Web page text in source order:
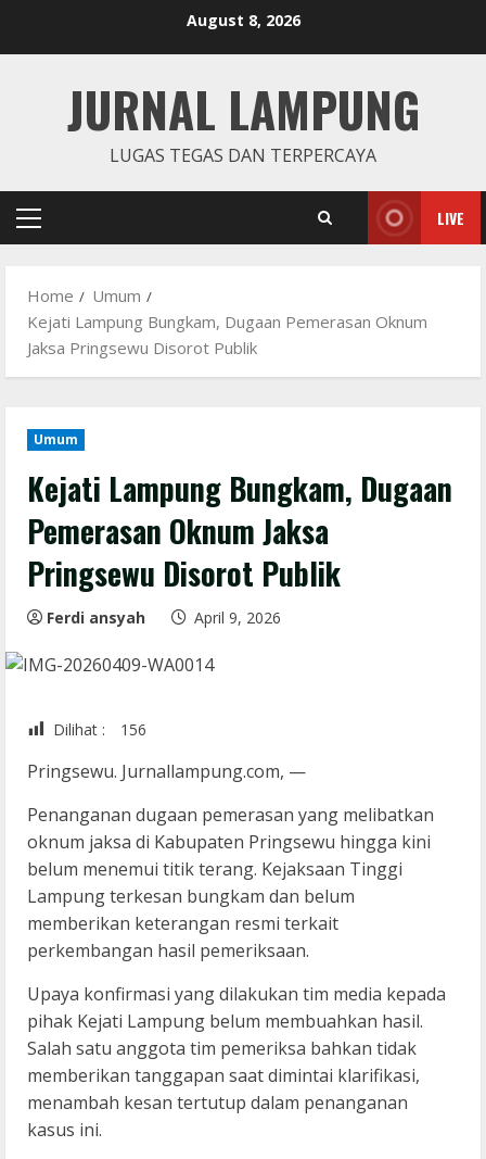
August 8, 2026
JURNAL LAMPUNG
LUGAS TEGAS DAN TERPERCAYA
Primary
LIVE
Home
Umum
Kejati Lampung Bungkam, Dugaan Pemerasan Oknum
Jaksa Pringsewu Disorot Publik
Umum
Kejati Lampung Bungkam, Dugaan
Pemerasan Oknum Jaksa
Pringsewu Disorot Publik
Ferdi ansyah April 9, 2026
Dilihat : 156
Pringsewu. Jurnallampung.com, —
Penanganan dugaan pemerasan yang melibatkan
oknum jaksa di Kabupaten Pringsewu hingga kini
belum menemui titik terang. Kejaksaan Tinggi
Lampung terkesan bungkam dan belum
memberikan keterangan resmi terkait
perkembangan hasil pemeriksaan.
Upaya konfirmasi yang dilakukan tim media kepada
pihak Kejati Lampung belum membuahkan hasil.
Salah satu anggota tim pemeriksa bahkan tidak
memberikan tanggapan saat dimintai klarifikasi,
menambah kesan tertutup dalam penanganan
kasus ini.